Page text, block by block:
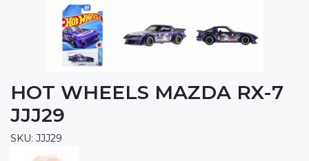
HOT WHEELS MAZDA RX-7
JJJ29
SKU: JJJ29